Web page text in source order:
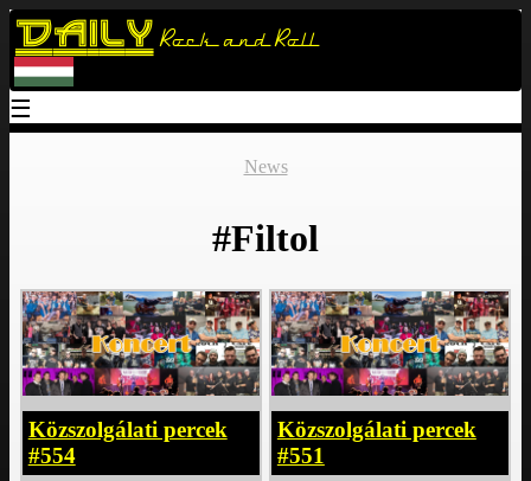
Daily Rock and Roll
☰
News
#Filtol
Közszolgálati percek
#554
Közszolgálati percek
#551